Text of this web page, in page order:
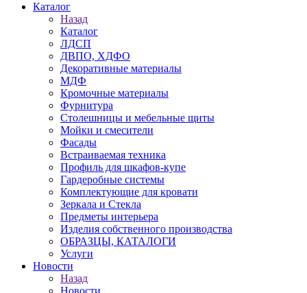
Каталог
Назад
Каталог
ЛДСП
ДВПО, ХДФО
Декоративные материалы
МДФ
Кромочные материалы
Фурнитура
Столешницы и мебельные щиты
Мойки и смесители
Фасады
Встраиваемая техника
Профиль для шкафов-купе
Гардеробные системы
Комплектующие для кровати
Зеркала и Стекла
Предметы интерьера
Изделия собственного производства
ОБРАЗЦЫ, КАТАЛОГИ
Услуги
Новости
Назад
Новости